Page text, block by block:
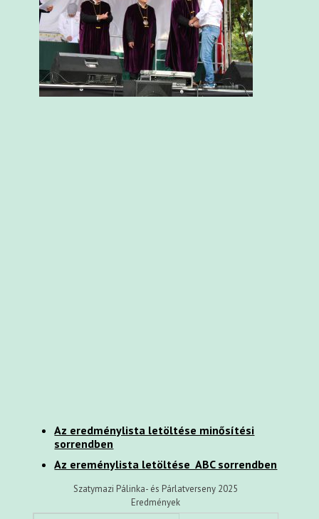
Az eredménylista letöltése minősítési
sorrendben
Az ereménylista letöltése ABC sorrendben
Szatymazi Pálinka- és Párlatverseny 2025
Eredmények